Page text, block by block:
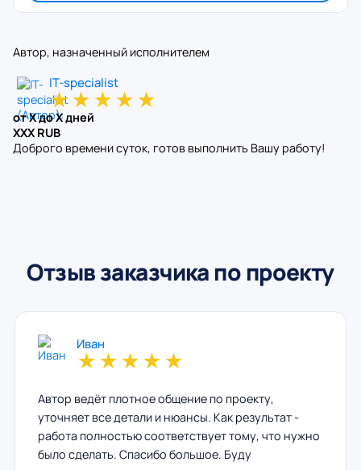
Автор, назначенный исполнителем
IT-specialist
★★★★★
от X до X дней
XXX RUB
Доброго времени суток, готов выполнить Вашу работу!
Отзыв заказчика по проекту
Иван
★★★★★
Автор ведёт плотное общение по проекту,
уточняет все детали и нюансы. Как результат -
работа полностью соответствует тому, что нужно
было сделать. Спасибо большое. Буду